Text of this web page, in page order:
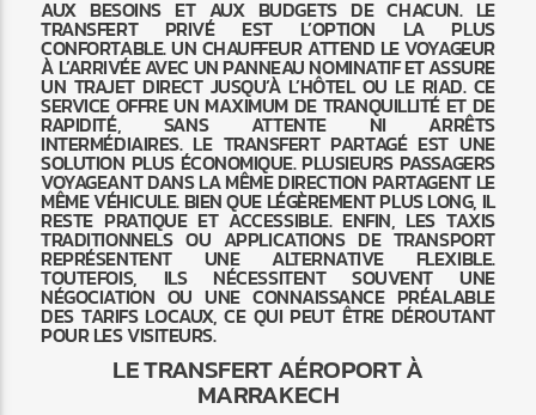
AUX BESOINS ET AUX BUDGETS DE CHACUN. LE
TRANSFERT PRIVÉ EST L’OPTION LA PLUS
CONFORTABLE. UN CHAUFFEUR ATTEND LE VOYAGEUR
À L’ARRIVÉE AVEC UN PANNEAU NOMINATIF ET ASSURE
UN TRAJET DIRECT JUSQU’À L’HÔTEL OU LE RIAD. CE
SERVICE OFFRE UN MAXIMUM DE TRANQUILLITÉ ET DE
RAPIDITÉ, SANS ATTENTE NI ARRÊTS
INTERMÉDIAIRES. LE TRANSFERT PARTAGÉ EST UNE
SOLUTION PLUS ÉCONOMIQUE. PLUSIEURS PASSAGERS
VOYAGEANT DANS LA MÊME DIRECTION PARTAGENT LE
MÊME VÉHICULE. BIEN QUE LÉGÈREMENT PLUS LONG, IL
RESTE PRATIQUE ET ACCESSIBLE. ENFIN, LES TAXIS
TRADITIONNELS OU APPLICATIONS DE TRANSPORT
REPRÉSENTENT UNE ALTERNATIVE FLEXIBLE.
TOUTEFOIS, ILS NÉCESSITENT SOUVENT UNE
NÉGOCIATION OU UNE CONNAISSANCE PRÉALABLE
DES TARIFS LOCAUX, CE QUI PEUT ÊTRE DÉROUTANT
POUR LES VISITEURS.
LE TRANSFERT AÉROPORT À
MARRAKECH